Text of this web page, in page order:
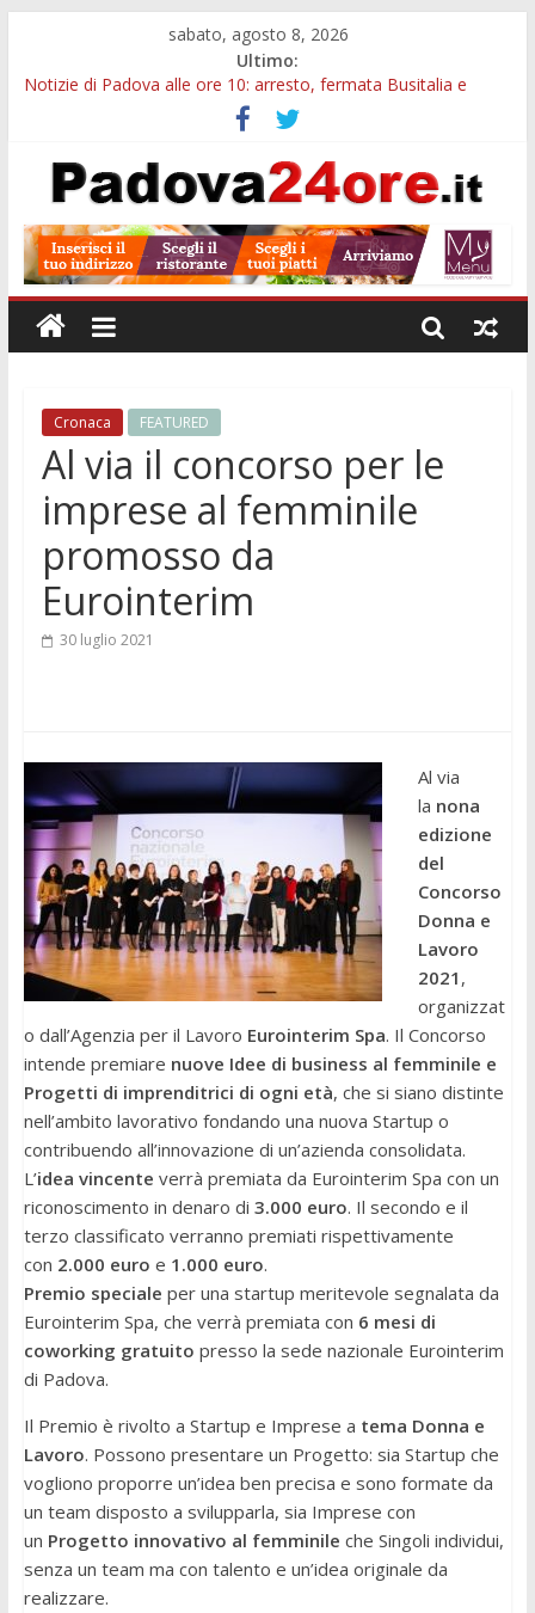
sabato, agosto 8, 2026
Ultimo:
Notizie di Padova alle ore 10: arresto, fermata Busitalia e
Notizie di Padova alle ore 23: maltrattamenti, arresto a
Limena e progetto Cool Shop
Bando sicurezza urbana Veneto: 650mila euro per Comuni e
Sicurezza esodo estivo Padova: più controlli su strade, stazioni
e treni
Bonus trasporto pubblico Veneto: 200 euro per l’abbonamento
annuale
Cronaca FEATURED
Al via il concorso per le
imprese al femminile
promosso da
Eurointerim
30 luglio 2021
Al via
la nona
edizione
del
Concorso
Donna e
Lavoro
2021 ,
organizzat
o dall’Agenzia per il Lavoro Eurointerim Spa. Il Concorso
intende premiare nuove Idee di business al femminile e
Progetti di imprenditrici di ogni età, che si siano distinte
nell’ambito lavorativo fondando una nuova Startup o
contribuendo all’innovazione di un’azienda consolidata.
L’idea vincente verrà premiata da Eurointerim Spa con un
riconoscimento in denaro di 3.000 euro. Il secondo e il
terzo classificato verranno premiati rispettivamente
con 2.000 euro e 1.000 euro.
Premio speciale per una startup meritevole segnalata da
Eurointerim Spa, che verrà premiata con 6 mesi di
coworking gratuito presso la sede nazionale Eurointerim
di Padova.
Il Premio è rivolto a Startup e Imprese a tema Donna e
Lavoro. Possono presentare un Progetto: sia Startup che
vogliono proporre un’idea ben precisa e sono formate da
un team disposto a svilupparla, sia Imprese con
un Progetto innovativo al femminile che Singoli individui,
senza un team ma con talento e un’idea originale da
realizzare.